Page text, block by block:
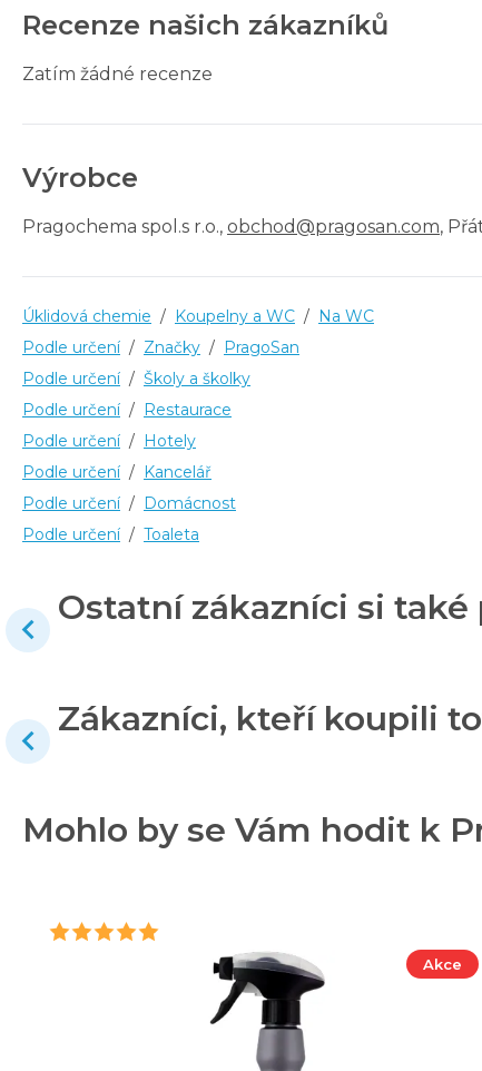
Recenze našich zákazníků
Zatím žádné recenze
Výrobce
Pragochema spol.s r.o., obchod@pragosan.com,
Úklidová chemie / Koupelny a WC / Na WC
Podle určení / Značky / PragoSan
Podle určení / Školy a školky
Podle určení / Restaurace
Podle určení / Hotely
Podle určení / Kancelář
Podle určení / Domácnost
Podle určení / Toaleta
Ostatní zákazníci si také
Zákazníci, kteří koupili
Mohlo by se Vám hodit k
Akce